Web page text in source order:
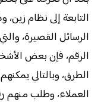
التابعة إلى نظام
الرسائل القصيرة،
الرقم، فإن بعض
الطرق، وبالتالي
العملاء، وطلب منهم